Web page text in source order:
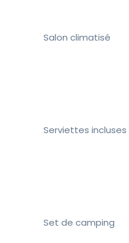
Salon climatisé
Serviettes incluses
Set de camping